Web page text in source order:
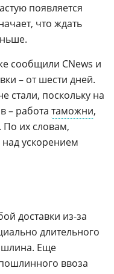
появляется
что ждать
сообщили CNews и
– от шести дней.
стали, поскольку на
– работа таможни,
По их словам,
ускорением
доставки из-за
длительного
Еще
ввоза